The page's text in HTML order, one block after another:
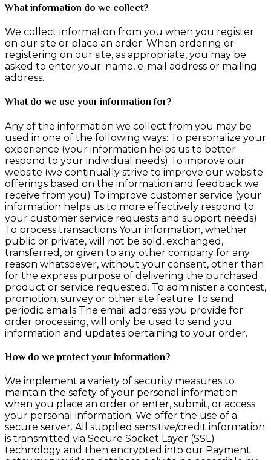
What information do we collect?
We collect information from you when you register
on our site or place an order. When ordering or
registering on our site, as appropriate, you may be
asked to enter your: name, e-mail address or mailing
address.
What do we use your information for?
Any of the information we collect from you may be
used in one of the following ways: To personalize your
experience (your information helps us to better
respond to your individual needs) To improve our
website (we continually strive to improve our website
offerings based on the information and feedback we
receive from you) To improve customer service (your
information helps us to more effectively respond to
your customer service requests and support needs)
To process transactions Your information, whether
public or private, will not be sold, exchanged,
transferred, or given to any other company for any
reason whatsoever, without your consent, other than
for the express purpose of delivering the purchased
product or service requested. To administer a contest,
promotion, survey or other site feature To send
periodic emails The email address you provide for
order processing, will only be used to send you
information and updates pertaining to your order.
How do we protect your information?
We implement a variety of security measures to
maintain the safety of your personal information
when you place an order or enter, submit, or access
your personal information. We offer the use of a
secure server. All supplied sensitive/credit information
is transmitted via Secure Socket Layer (SSL)
technology and then encrypted into our Payment